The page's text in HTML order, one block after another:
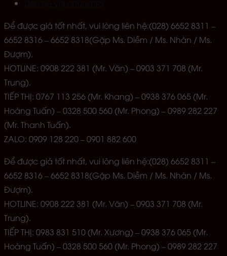
Để được giá tốt nhất, vui lòng liên hệ:(028) 6652 8311 –
6652 8316 – 6652 8318(Gặp Ms. Diễm / Ms. Nhàn / Ms.
Đượm).
HOTLINE: 0908 222 381 (Mr. Văn) – 0903 371 708 (Mr.
Trung).
TIẾP THỊ: 0767 113 256 (Mr. Khang) – 0938 376 065 (Mr.
Hoàng Tuấn) – 0328 500 560 (Mr. Phong) – 0989 282 227
(Mr. Thanh Tuấn).
ZALO: 0909 128 220 – 0901 882 600
Để được giá tốt nhất, vui lòng liên hệ:(028) 6652 8311 –
6652 8316 – 6652 8318(Gặp Ms. Diễm / Ms. Nhàn / Ms.
Đượm).
HOTLINE: 0908 222 381 (Mr. Văn) – 0903 371 708 (Mr.
Trung).
TIẾP THỊ: 0983 831 510 (Mr. Xương) – 0938 376 065 (Mr.
Hoàng Tuấn) – 0328 500 560 (Mr. Phong) – 0989 282 227